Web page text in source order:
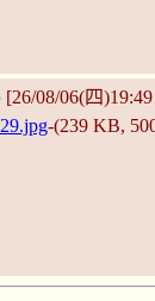
[26/08/06(四
-(239 KB,